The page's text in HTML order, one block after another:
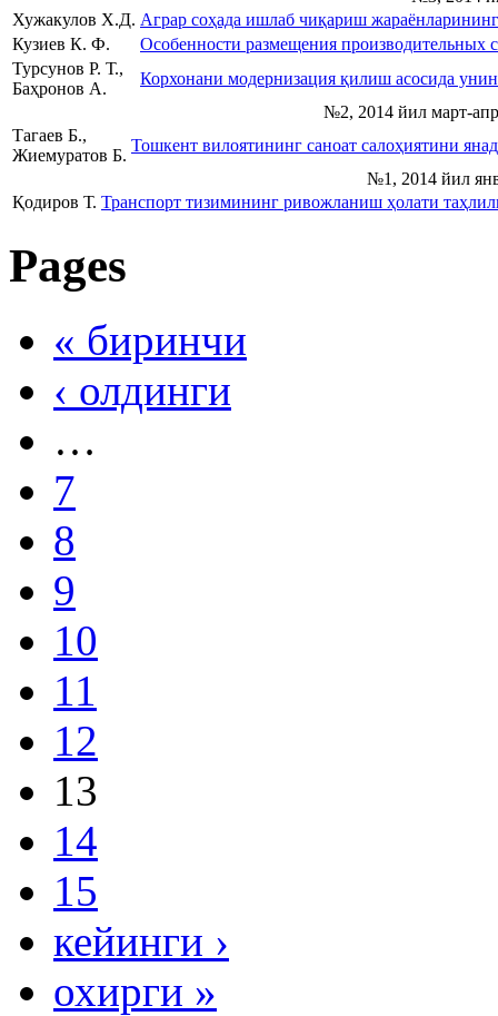
Хужакулов Х.Д. Аграр соҳада ишлаб чиқариш
Кузиев К. Ф.
Особенности размещения производительных
Турсунов Р. Т.,
Баҳронов А.
Корхонани модернизация қилиш асосида
№2, 2014 йил март-
Тагаев Б.,
Жиемуратов Б.
Тошкент вилоятининг саноат салоҳиятини
№1, 2014 йил
Қодиров Т. Транспорт тизимининг ривожланиш ҳолати
Pages
« биринчи
‹ олдинги
…
7
8
9
10
11
12
13
14
15
кейинги ›
охирги »